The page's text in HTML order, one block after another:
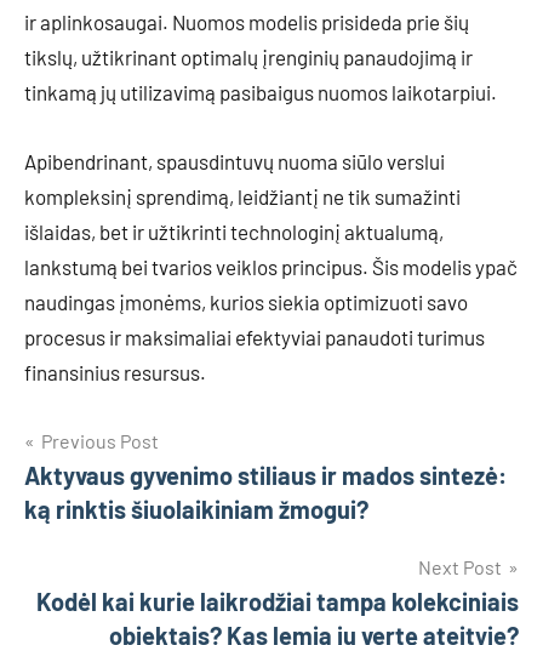
ir aplinkosaugai. Nuomos modelis prisideda prie šių
tikslų, užtikrinant optimalų įrenginių panaudojimą ir
tinkamą jų utilizavimą pasibaigus nuomos laikotarpiui.
Apibendrinant, spausdintuvų nuoma siūlo verslui
kompleksinį sprendimą, leidžiantį ne tik sumažinti
išlaidas, bet ir užtikrinti technologinį aktualumą,
lankstumą bei tvarios veiklos principus. Šis modelis ypač
naudingas įmonėms, kurios siekia optimizuoti savo
procesus ir maksimaliai efektyviai panaudoti turimus
finansinius resursus.
Navigacija
tarp
Previous Post
Aktyvaus gyvenimo stiliaus ir mados sintezė:
ką rinktis šiuolaikiniam žmogui?
Next Post
Kodėl kai kurie laikrodžiai tampa kolekciniais
objektais? Kas lemia jų vertę ateityje?